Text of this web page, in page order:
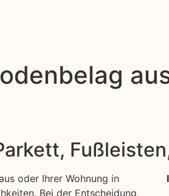
oder Ihrer Wohnung in
Bei der Entscheidung,